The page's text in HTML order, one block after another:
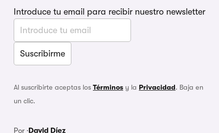
Introduce tu email para recibir nuestro newsletter
Al suscribirte aceptas los Términos y la Privacidad. Baja en
un clic.
Por ·David Díez